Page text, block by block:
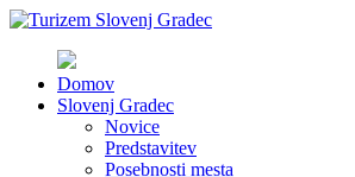
Domov
Slovenj Gradec
Novice
Predstavitev
Posebnosti mesta